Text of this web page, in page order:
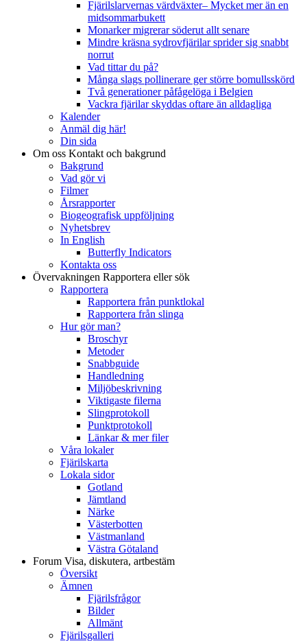
Fjärilslarvernas värdväxter– Mycket mer än en
midsommarbukett
Monarker migrerar söderut allt senare
Mindre kräsna sydrovfjärilar sprider sig snabbt
norrut
Vad tittar du på?
Många slags pollinerare ger större bomullsskörd
Två generationer påfågelöga i Belgien
Vackra fjärilar skyddas oftare än alldagliga
Kalender
Anmäl dig här!
Din sida
Om oss Kontakt och bakgrund
Bakgrund
Vad gör vi
Filmer
Årsrapporter
Biogeografisk uppföljning
Nyhetsbrev
In English
Butterfly Indicators
Kontakta oss
Övervakningen Rapportera eller sök
Rapportera
Rapportera från punktlokal
Rapportera från slinga
Hur gör man?
Broschyr
Metoder
Snabbguide
Handledning
Miljöbeskrivning
Viktigaste filerna
Slingprotokoll
Punktprotokoll
Länkar & mer filer
Våra lokaler
Fjärilskarta
Lokala sidor
Gotland
Jämtland
Närke
Västerbotten
Västmanland
Västra Götaland
Forum Visa, diskutera, artbestäm
Översikt
Ämnen
Fjärilsfrågor
Bilder
Allmänt
Fjärilsgalleri